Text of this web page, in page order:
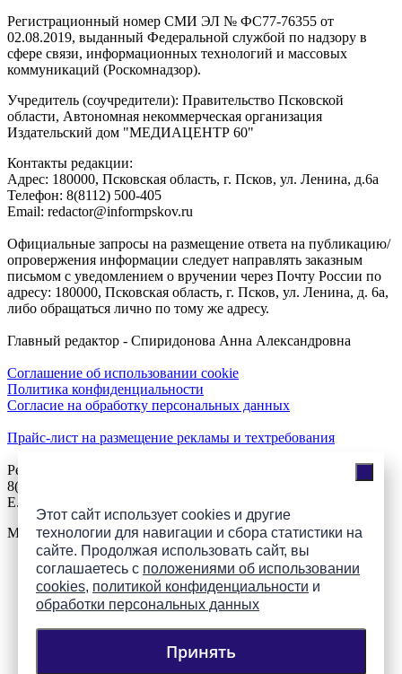
Этот сайт использует cookies и другие
технологии для навигации и сбора статистики на
сайте. Продолжая использовать сайт, вы
соглашаетесь с положениями об использовании
cookies, политикой конфиденциальности и
обработки персональных данных
Принять
Регистрационный номер СМИ ЭЛ № ФС77-76355 от
02.08.2019, выданный Федеральной службой по надзору в
сфере связи, информационных технологий и массовых
коммуникаций (Роскомнадзор).
Учредитель (соучредители): Правительство Псковской
области, Автономная некоммерческая организация
Издательский дом "МЕДИАЦЕНТР 60"
Контакты редакции:
Адреc: 180000, Псковская область, г. Псков, ул. Ленина, д.6а
Телефон: 8(8112) 500-405
Email: redactor@informpskov.ru
Официальные запросы на размещение ответа на публикацию/
опровержения информации следует направлять заказным
письмом с уведомлением о вручении через Почту России по
адресу: 180000, Псковская область, г. Псков, ул. Ленина, д. 6а,
либо обращаться лично по тому же адресу.
Главный редактор - Спиридонова Анна Александровна
Соглашение об использовании cookie
Политика конфиденциальности
Согласие на обработку персональных данных
Прайс-лист на размещение рекламы и техтребования
Реклама на сайте
8(921)508-52-62, телефон 8(8112) 500-131
E.Sezeikina@mhpsk.ru
Меню
Слушать радио «7 небо» онлайн
Подпишись на группы